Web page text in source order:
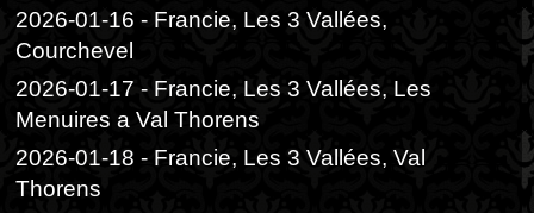
2026-01-16 - Francie, Les 3 Vallées,
Courchevel
2026-01-17 - Francie, Les 3 Vallées, Les
Menuires a Val Thorens
2026-01-18 - Francie, Les 3 Vallées, Val
Thorens